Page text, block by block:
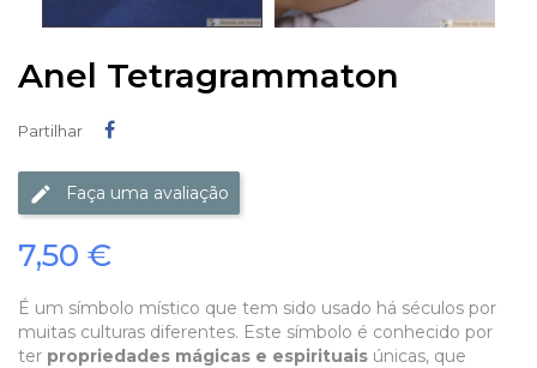
Anel Tetragrammaton
Partilhar
Faça uma avaliação
7,50 €
É um símbolo místico que tem sido usado há séculos por
muitas culturas diferentes. Este símbolo é conhecido por
ter propriedades mágicas e espirituais únicas, que